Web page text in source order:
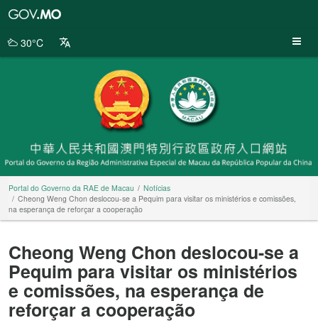
da
30°C
Portal do Governo da RAE de Macau
Notícias
Cheong Weng Chon deslocou-se a Pequim para visitar os ministérios e comissões,
na esperança de reforçar a cooperação
Cheong Weng Chon deslocou-se a
Pequim para visitar os ministérios
e comissões, na esperança de
reforçar a cooperação